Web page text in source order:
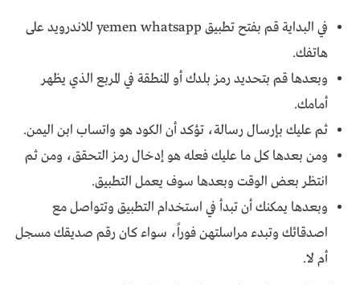
في البداية قم بفتح تطبيق yemen whatsapp للاندرويد على
هاتفك.
وبعدها قم بتحديد رمز بلدك أو المنطقة في المربع الذي يظهر
أمامك.
ثم عليك بإرسال رسالة، تؤكد أن الكود هو واتساب ابن اليمن.
ومن بعدها كل ما عليك فعله هو إدخال رمز التحقق، ومن ثم
انتظر بعض الوقت وبعدها سوف يعمل التطبيق.
وبعدها يمكنك أن تبدأ في استخدام التطبيق وتتواصل مع
اصدقائك وتبدء مراسلتهن فوراً، سواء كان رقم صديقك مسجل
أم لا.